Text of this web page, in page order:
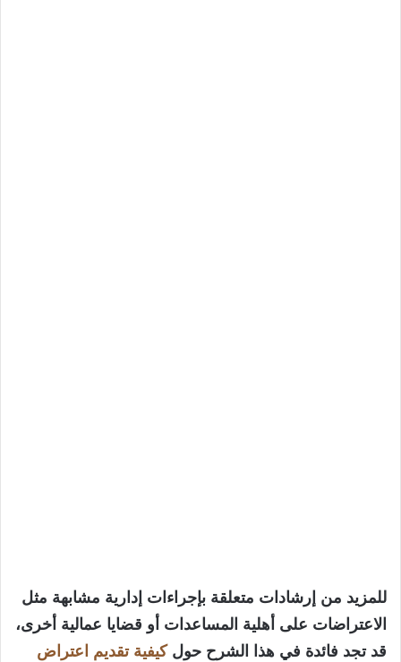
للمزيد من إرشادات متعلقة بإجراءات إدارية مشابهة مثل
الاعتراضات على أهلية المساعدات أو قضايا عمالية أخرى،
قد تجد فائدة في هذا الشرح حولكيفية تقديم اعتراض